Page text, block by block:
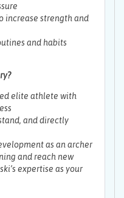
increase strength and
and habits
?
elite athlete with
and directly
as an archer
and reach new
expertise as your